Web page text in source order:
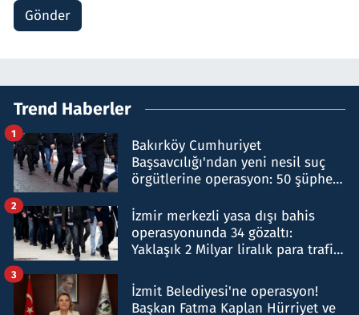
Gönder
Trend Haberler
Bakırköy Cumhuriyet
Başsavcılığı'ndan yeni nesil suç
örgütlerine operasyon: 50 şüpheli
1
İzmir merkezli yasa dışı bahis
operasyonunda 34 gözaltı:
Yaklaşık 2 Milyar liralık para trafiği
2
İzmit Belediyesi'ne operasyon!
Başkan Fatma Kaplan Hürriyet ve
3